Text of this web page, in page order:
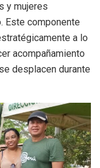
y mujeres
Este componente
a lo
acompañamiento
desplacen durante